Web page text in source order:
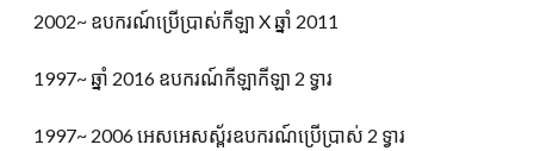
2002~ ឧបករណ៍ប្រើប្រាស់កីឡា X ឆ្នាំ 2011
1997~ ឆ្នាំ 2016 ឧបករណ៍កីឡាកីឡា 2 ទ្វារ
1997~ 2006 អេសអេសស្ព័រឧបករណ៍ប្រើប្រាស់ 2 ទ្វារ